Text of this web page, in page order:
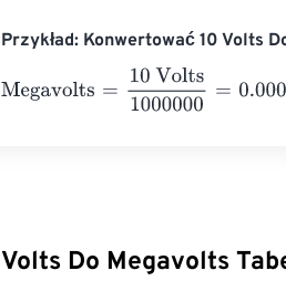
Przykład: Konwertować 10 Volts
Megavolts
10 Volts 1000000
Volts Do Megavolts